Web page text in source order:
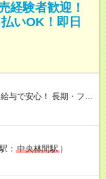
経験者歓迎！
いOK！即日
きたいと思っていま
定した給与が入りま
りは柔軟に対応する
期間】試
形態、給与は本採用時
： 中央林間駅 ）